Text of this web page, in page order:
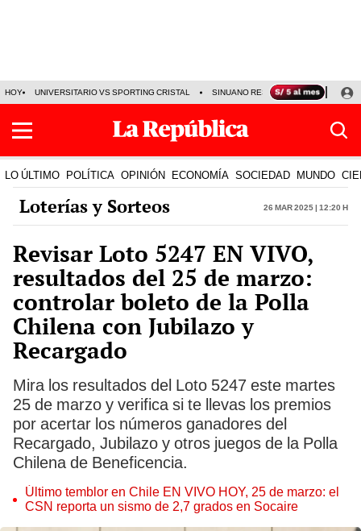
HOY UNIVERSITARIO VS SPORTING CRISTAL SINUANO RESULTADOS HOY
LO ÚLTIMO POLÍTICA OPINIÓN ECONOMÍA SOCIEDAD MUNDO
Loterías y Sorteos 26 Mar 2025 | 12:20 h
Revisar Loto 5247 EN VIVO,
resultados del 25 de marzo:
controlar boleto de la Polla
Chilena con Jubilazo y
Recargado
Mira los resultados del Loto 5247 este martes
25 de marzo y verifica si te llevas los premios
por acertar los números ganadores del
Recargado, Jubilazo y otros juegos de la Polla
Chilena de Beneficencia.
Último temblor en Chile EN VIVO HOY, 25 de marzo: el
CSN reporta un sismo de 2,7 grados en Socaire